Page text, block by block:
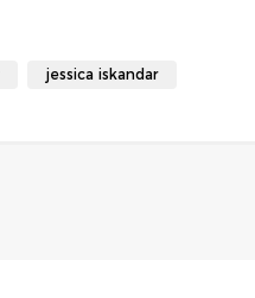
jessica iskandar